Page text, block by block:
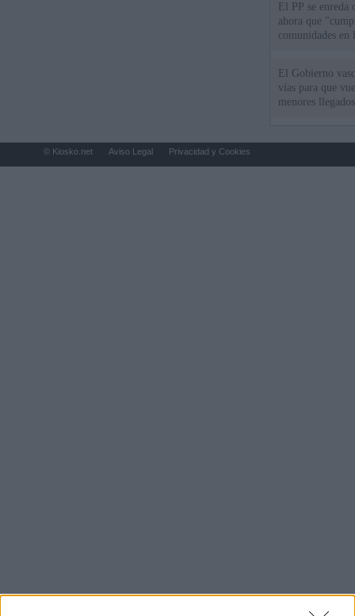
El PP se
ahora que
comunidades en
El Gobierno
vías para que
menores
© Kiosko.net Aviso Legal Privacidad y Cookies